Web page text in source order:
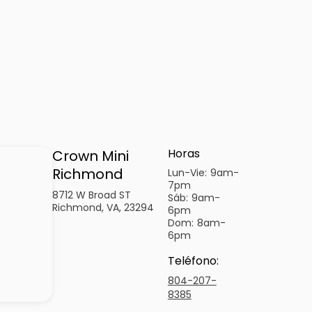
Crown Mini
Richmond
8712 W Broad ST
Richmond, VA, 23294
Horas
Lun-Vie: 9am-
7pm
Sáb: 9am-
6pm
Dom: 8am-
6pm
Teléfono:
804-207-
8385